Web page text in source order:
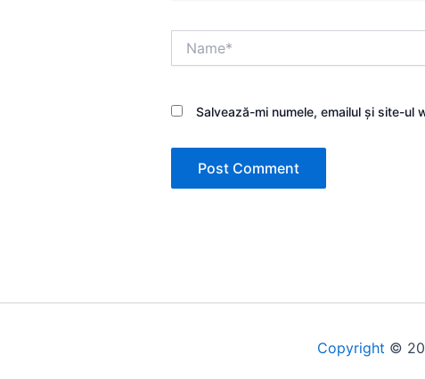
Salvează-mi numele, emailul și site-
Copyright ©